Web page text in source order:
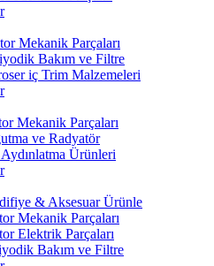
Mekanik Parçaları
Bakım ve Filtre
iç Trim Malzemeleri
Mekanik Parçaları
ve Radyatör
Ürünleri
& Aksesuar Ürünle
Mekanik Parçaları
Elektrik Parçaları
Bakım ve Filtre